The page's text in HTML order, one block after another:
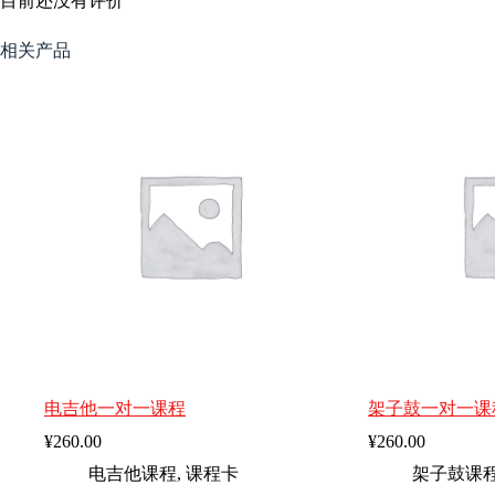
相关产品
电吉他一对一课程
¥260.00
电吉他课程, 课程卡
架子鼓一对一课
¥260.00
架子鼓课